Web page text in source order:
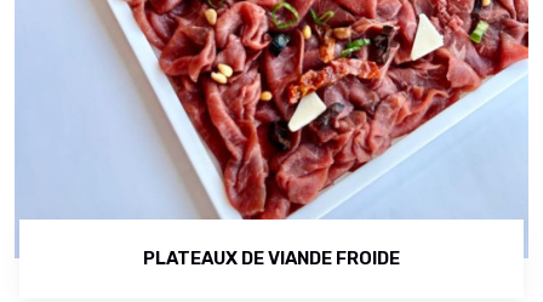
PLATEAUX DE VIANDE FROIDE